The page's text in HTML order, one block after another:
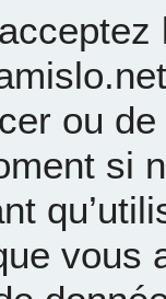
ou
si
vous